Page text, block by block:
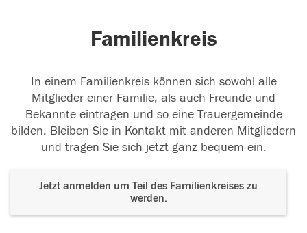
Familienkreis
In einem Familienkreis können sich sowohl alle
Mitglieder einer Familie, als auch Freunde und
Bekannte eintragen und so eine Trauergemeinde
bilden. Bleiben Sie in Kontakt mit anderen Mitgliedern
und tragen Sie sich jetzt ganz bequem ein.
Jetzt anmelden um Teil des Familienkreises zu
werden.